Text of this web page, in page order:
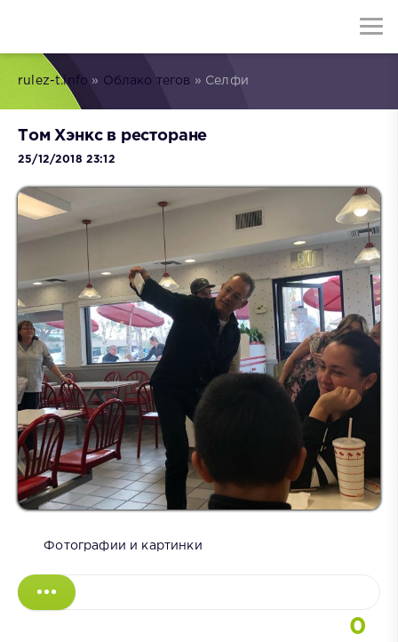
rulez-t.info » Облако тегов » Селфи
Том Хэнкс в ресторане
25/12/2018 23:12
Фотографии и картинки
0